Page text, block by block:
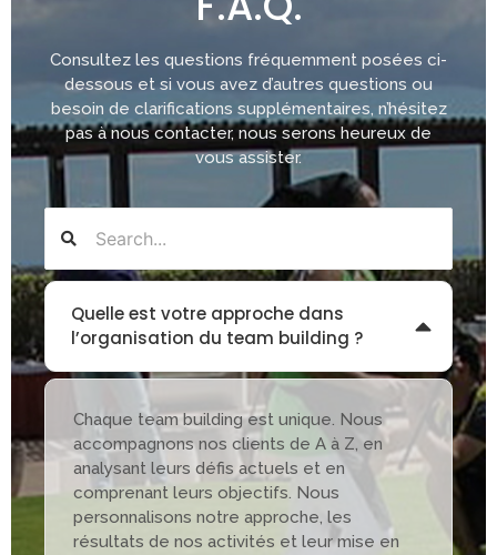
Consultez les questions fréquemment posées ci-
dessous et si vous avez d’autres questions ou
besoin de clarifications supplémentaires, n’hésitez
pas à nous contacter, nous serons heureux de
vous assister.
Quelle est votre approche dans
l’organisation du team building ?
Chaque team building est unique. Nous
accompagnons nos clients de A à Z, en
analysant leurs défis actuels et en
comprenant leurs objectifs. Nous
personnalisons notre approche, les
résultats de nos activités et leur mise en